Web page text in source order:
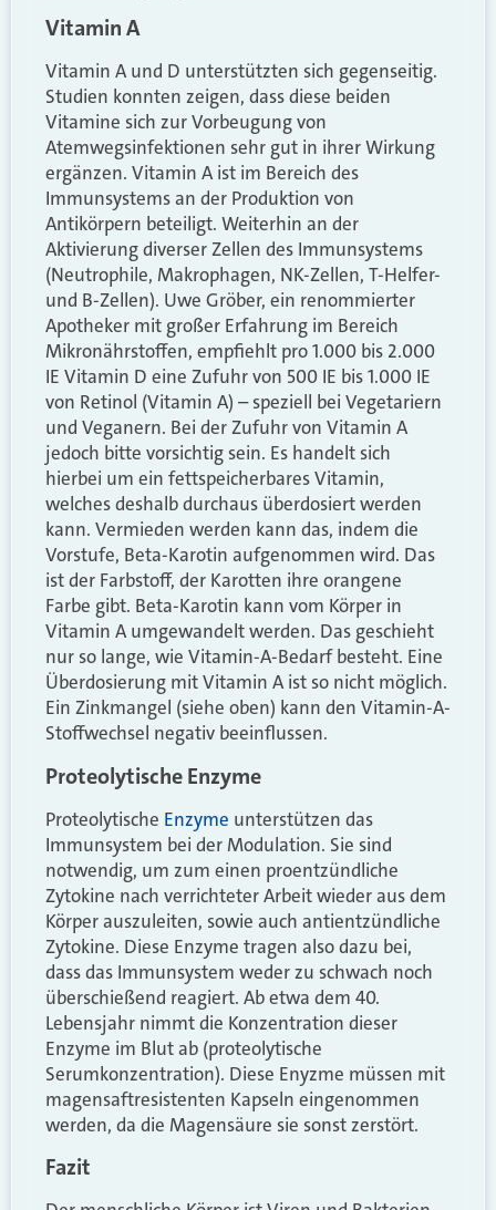
Vitamin A
Vitamin A und D unterstützten sich gegenseitig.
Studien konnten zeigen, dass diese beiden
Vitamine sich zur Vorbeugung von
Atemwegsinfektionen sehr gut in ihrer Wirkung
ergänzen. Vitamin A ist im Bereich des
Immunsystems an der Produktion von
Antikörpern beteiligt. Weiterhin an der
Aktivierung diverser Zellen des Immunsystems
(Neutrophile, Makrophagen, NK-Zellen, T-Helfer-
und B-Zellen). Uwe Gröber, ein renommierter
Apotheker mit großer Erfahrung im Bereich
Mikronährstoffen, empfiehlt pro 1.000 bis 2.000
IE Vitamin D eine Zufuhr von 500 IE bis 1.000 IE
von Retinol (Vitamin A) – speziell bei Vegetariern
und Veganern. Bei der Zufuhr von Vitamin A
jedoch bitte vorsichtig sein. Es handelt sich
hierbei um ein fettspeicherbares Vitamin,
welches deshalb durchaus überdosiert werden
kann. Vermieden werden kann das, indem die
Vorstufe, Beta-Karotin aufgenommen wird. Das
ist der Farbstoff, der Karotten ihre orangene
Farbe gibt. Beta-Karotin kann vom Körper in
Vitamin A umgewandelt werden. Das geschieht
nur so lange, wie Vitamin-A-Bedarf besteht. Eine
Überdosierung mit Vitamin A ist so nicht möglich.
Ein Zinkmangel (siehe oben) kann den Vitamin-A-
Stoffwechsel negativ beeinflussen.
Proteolytische Enzyme
Proteolytische Enzyme unterstützen das
Immunsystem bei der Modulation. Sie sind
notwendig, um zum einen proentzündliche
Zytokine nach verrichteter Arbeit wieder aus dem
Körper auszuleiten, sowie auch antientzündliche
Zytokine. Diese Enzyme tragen also dazu bei,
dass das Immunsystem weder zu schwach noch
überschießend reagiert. Ab etwa dem 40.
Lebensjahr nimmt die Konzentration dieser
Enzyme im Blut ab (proteolytische
Serumkonzentration). Diese Enyzme müssen mit
magensaftresistenten Kapseln eingenommen
werden, da die Magensäure sie sonst zerstört.
Fazit